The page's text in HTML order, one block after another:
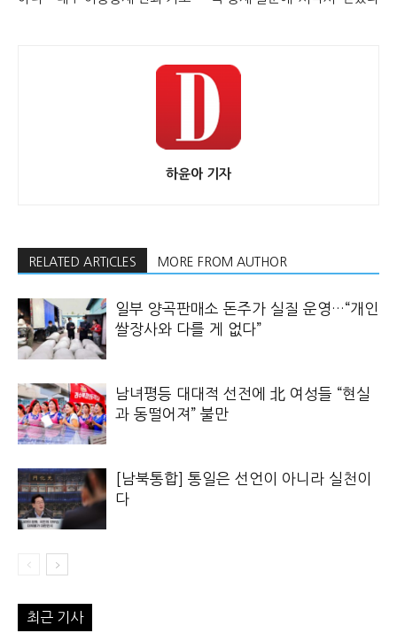
하윤아 기자
RELATED ARTICLES MORE FROM AUTHOR
일부 양곡판매소 돈주가 실질 운영…“개인
쌀장사와 다를 게 없다”
남녀평등 대대적 선전에 北 여성들 “현실
과 동떨어져” 불만
[남북통합] 통일은 선언이 아니라 실천이
다
최근 기사